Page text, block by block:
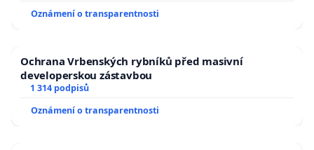
Oznámení o transparentnosti
Ochrana Vrbenských rybníků před masivní
developerskou zástavbou
1 314 podpisů
Oznámení o transparentnosti